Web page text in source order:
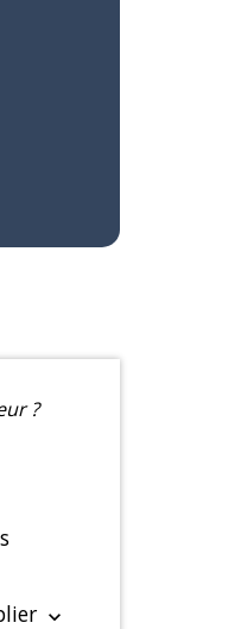
?
keyboard_arrow_down